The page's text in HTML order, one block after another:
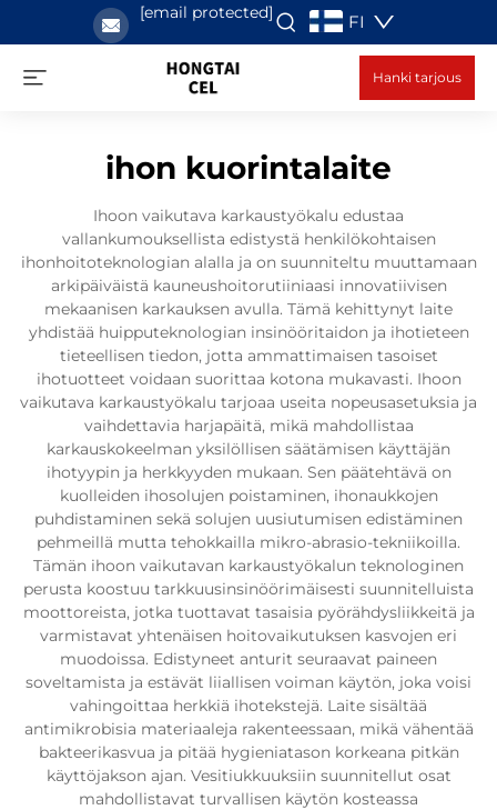
[email protected] FI
Hanki tarjous
ihon kuorintalaite
Ihoon vaikutava karkaustyökalu edustaa
vallankumouksellista edistystä henkilökohtaisen
ihonhoitoteknologian alalla ja on suunniteltu muuttamaan
arkipäiväistä kauneushoitorutiiniaasi innovatiivisen
mekaanisen karkauksen avulla. Tämä kehittynyt laite
yhdistää huipputeknologian insinööritaidon ja ihotieteen
tieteellisen tiedon, jotta ammattimaisen tasoiset
ihotuotteet voidaan suorittaa kotona mukavasti. Ihoon
vaikutava karkaustyökalu tarjoaa useita nopeusasetuksia ja
vaihdettavia harjapäitä, mikä mahdollistaa
karkauskokeelman yksilöllisen säätämisen käyttäjän
ihotyypin ja herkkyyden mukaan. Sen päätehtävä on
kuolleiden ihosolujen poistaminen, ihonaukkojen
puhdistaminen sekä solujen uusiutumisen edistäminen
pehmeillä mutta tehokkailla mikro-abrasio-tekniikoilla.
Tämän ihoon vaikutavan karkaustyökalun teknologinen
perusta koostuu tarkkuusinsinöörimäisesti suunnitelluista
moottoreista, jotka tuottavat tasaisia pyörähdysliikkeitä ja
varmistavat yhtenäisen hoitovaikutuksen kasvojen eri
muodoissa. Edistyneet anturit seuraavat paineen
soveltamista ja estävät liiallisen voiman käytön, joka voisi
vahingoittaa herkkiä ihotekstejä. Laite sisältää
antimikrobisia materiaaleja rakenteessaan, mikä vähentää
bakteerikasvua ja pitää hygieniatason korkeana pitkän
käyttöjakson ajan. Vesitiukkuuksiin suunnitellut osat
mahdollistavat turvallisen käytön kosteassa